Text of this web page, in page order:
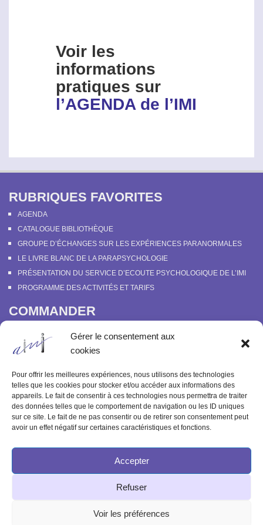
Gérer le consentement aux
cookies
Pour offrir les meilleures expériences, nous utilisons des technologies
telles que les cookies pour stocker et/ou accéder aux informations des
appareils. Le fait de consentir à ces technologies nous permettra de traiter
des données telles que le comportement de navigation ou les ID uniques
sur ce site. Le fait de ne pas consentir ou de retirer son consentement peut
avoir un effet négatif sur certaines caractéristiques et fonctions.
Accepter
Refuser
Voir les préférences
Voir les
informations
pratiques sur
l’AGENDA de l’IMI
RUBRIQUES FAVORITES
AGENDA
CATALOGUE BIBLIOTHÈQUE
GROUPE D’ÉCHANGES SUR LES EXPÉRIENCES PARANORMALES
LE LIVRE BLANC DE LA PARAPSYCHOLOGIE
PRÉSENTATION DU SERVICE D’ECOUTE PSYCHOLOGIQUE DE L’IMI
PROGRAMME DES ACTIVITÉS ET TARIFS
COMMANDER
SOUTENIR L’INSTITUT MÉTAPSYCHIQUE
COMMANDER OU FEUILLETER “LE BULLETIN MÉTAPSYCHIQUE” ET
“MÉTAPSYCHIQUE”
ARCHIVES
ACTIVITÉS PASSÉES
© 2003-2025 INSTITUT MÉTAPSYCHIQUE
INTERNATIONAL
51 rue de l'Aqueduc 75010 Paris - Tél : 09 83 68 23 85